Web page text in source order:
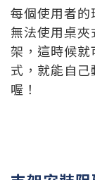
每個使用者的
無法使用桌
架，這時候
式，就能自
喔！